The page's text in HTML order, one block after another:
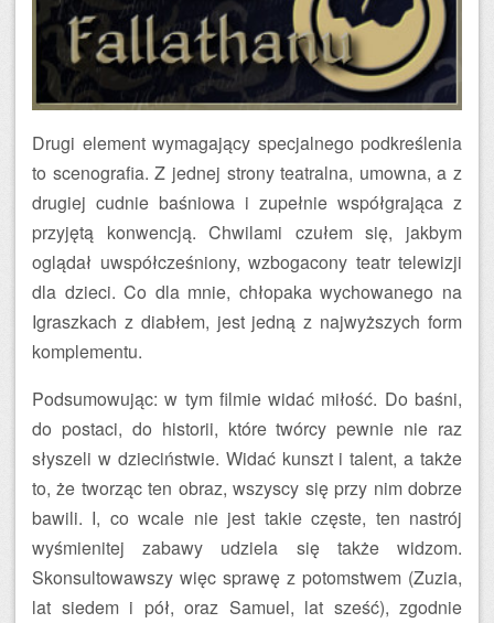
Drugi element wymagający specjalnego podkreślenia
to scenografia. Z jednej strony teatralna, umowna, a z
drugiej cudnie baśniowa i zupełnie współgrająca z
przyjętą konwencją. Chwilami czułem się, jakbym
oglądał uwspółcześniony, wzbogacony teatr telewizji
dla dzieci. Co dla mnie, chłopaka wychowanego na
Igraszkach z diabłem, jest jedną z najwyższych form
komplementu.
Podsumowując: w tym filmie widać miłość. Do baśni,
do postaci, do historii, które twórcy pewnie nie raz
słyszeli w dzieciństwie. Widać kunszt i talent, a także
to, że tworząc ten obraz, wszyscy się przy nim dobrze
bawili. I, co wcale nie jest takie częste, ten nastrój
wyśmienitej zabawy udziela się także widzom.
Skonsultowawszy więc sprawę z potomstwem (Zuzia,
lat siedem i pół, oraz Samuel, lat sześć), zgodnie